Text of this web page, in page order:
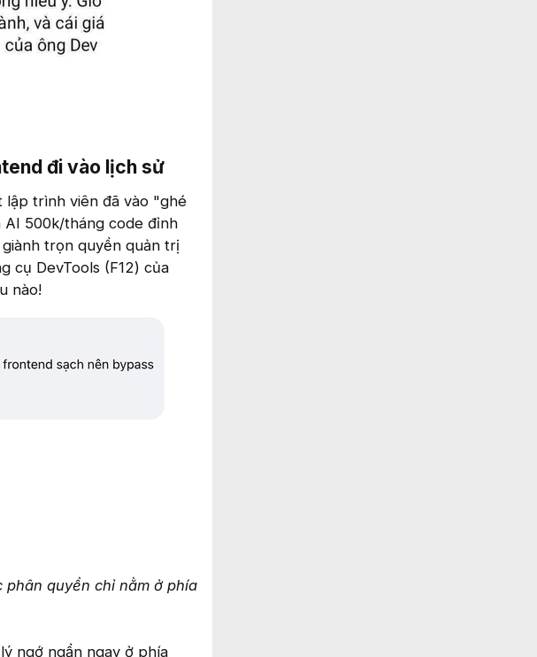
đi vào lịch sử​
lập trình viên đã vào "ghé
AI 500k/tháng code đỉnh
trọn quyền quản trị
cụ DevTools (F12) của
nào!
quyền chỉ nằm ở phía
ngớ ngẩn ngay ở phía